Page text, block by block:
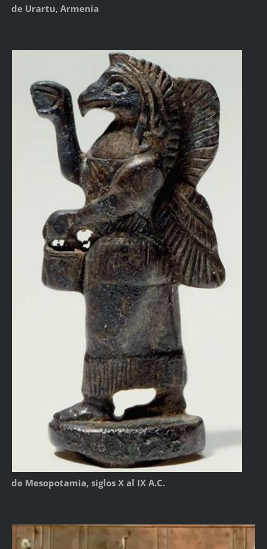
de Urartu, Armenia
de Mesopotamia, siglos X al IX A.C.